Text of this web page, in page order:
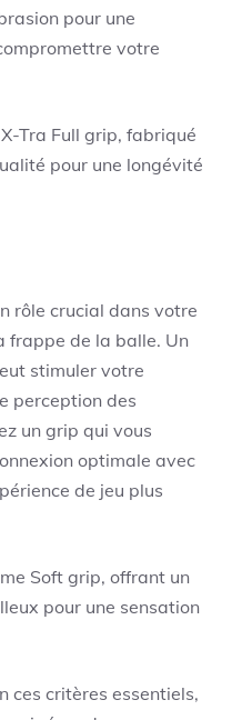
pour une
votre
Tra Full grip, fabriqué
pour une longévité
rôle crucial dans votre
frappe de la balle. Un
stimuler votre
perception des
un grip qui vous
optimale avec
de jeu plus
Soft grip, offrant un
pour une sensation
ces critères essentiels,